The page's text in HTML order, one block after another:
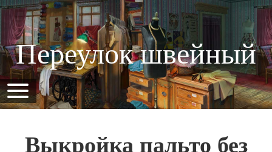
Переулок швейный
Выкройка пальто без